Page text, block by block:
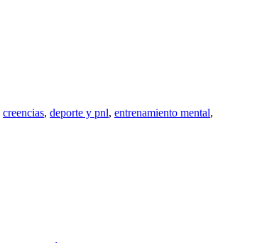
creencias, deporte y pnl, entrenamiento mental,